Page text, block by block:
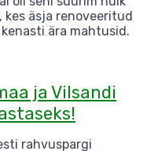
kes äsja renoveeritud
ära mahtusid.
ja Vilsandi
rahvuspargi